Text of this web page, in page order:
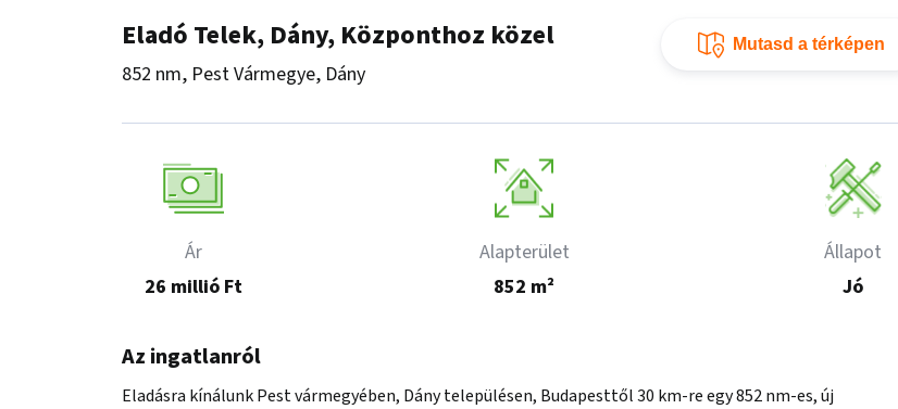
Eladó Telek, Dány, Központhoz közel
852 nm, Pest Vármegye, Dány
Mutasd a térképen
Ár
26 millió Ft
Alapterület
852 m²
Állapot
Jó
Az ingatlanról
Eladásra kínálunk Pest vármegyében, Dány településen, Budapesttől 30 km-re egy 852 nm-es, új